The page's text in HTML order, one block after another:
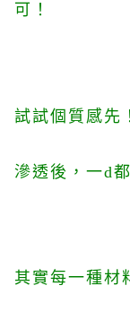
可！
試試個質感先
滲透後，一d
其實每一種材